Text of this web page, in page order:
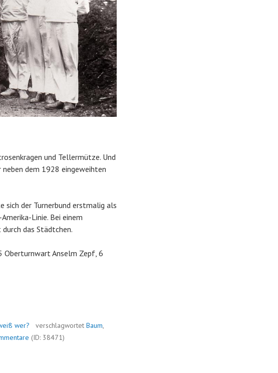
und Tellermütze. Und
neben dem 1928 eingeweihten
der Turnerbund erstmalig als
Linie. Bei einem
das Städtchen.
Oberturnwart Anselm Zepf, 6
wer? verschlagwortet Baum,
(ID: 38471)